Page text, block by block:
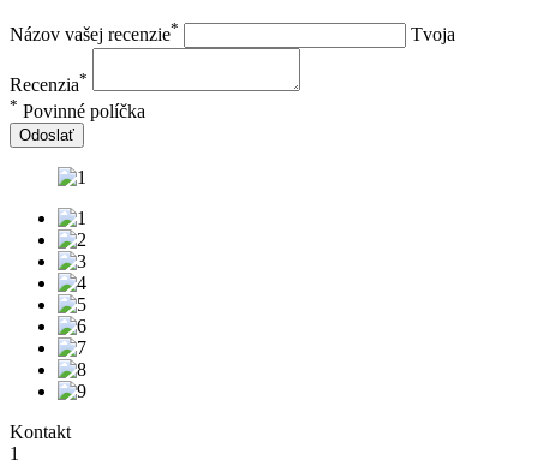
Názov vašej recenzie* Tvoja
Recenzia*
* Povinné políčka
Odoslať
Kontakt
1